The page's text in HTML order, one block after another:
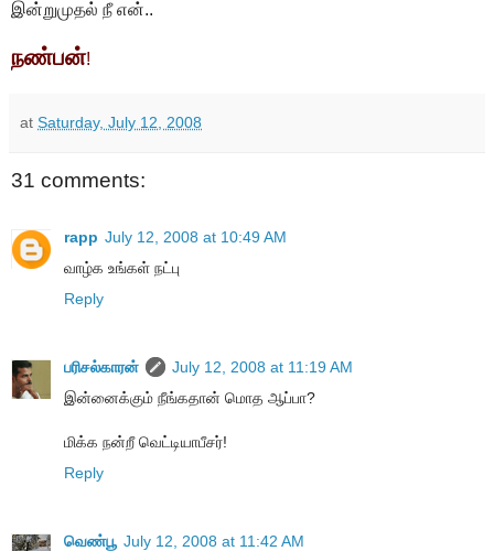
இன்றுமுதல் நீ என்..
நண்பன்!
at Saturday, July 12, 2008
31 comments:
rapp July 12, 2008 at 10:49 AM
வாழ்க உங்கள் நட்பு
Reply
பரிசல்காரன்
July 12, 2008 at 11:19 AM
இன்னைக்கும் நீங்கதான் மொத ஆப்பா?
மிக்க நன்றீ வெட்டியாபீசர்!
Reply
வெண்பூ July 12, 2008 at 11:42 AM